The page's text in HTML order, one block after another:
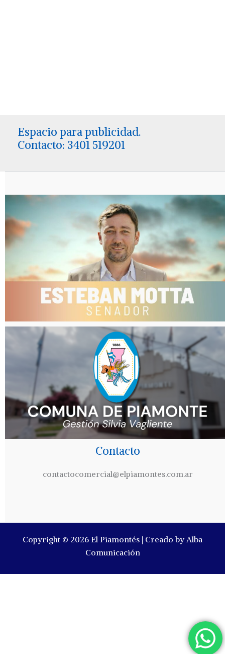
Espacio para publicidad.
Contacto: 3401 519201
Contacto
contactocomercial@elpiamontes.com.ar
Copyright © 2026 El Piamontés | Creado by Alba
Comunicación